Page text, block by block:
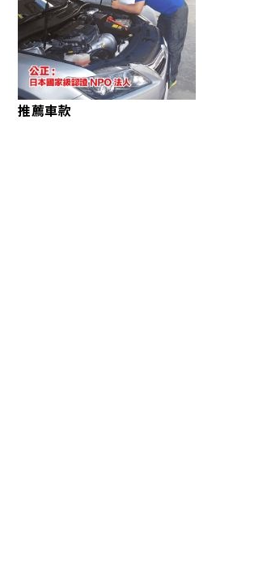
推薦車款